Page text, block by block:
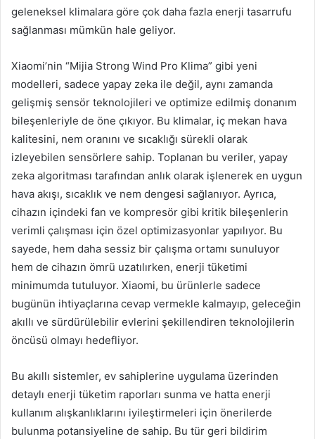
geleneksel klimalara göre çok daha fazla enerji tasarrufu
sağlanması mümkün hale geliyor.
Xiaomi’nin “Mijia Strong Wind Pro Klima” gibi yeni
modelleri, sadece yapay zeka ile değil, aynı zamanda
gelişmiş sensör teknolojileri ve optimize edilmiş donanım
bileşenleriyle de öne çıkıyor. Bu klimalar, iç mekan hava
kalitesini, nem oranını ve sıcaklığı sürekli olarak
izleyebilen sensörlere sahip. Toplanan bu veriler, yapay
zeka algoritması tarafından anlık olarak işlenerek en uygun
hava akışı, sıcaklık ve nem dengesi sağlanıyor. Ayrıca,
cihazın içindeki fan ve kompresör gibi kritik bileşenlerin
verimli çalışması için özel optimizasyonlar yapılıyor. Bu
sayede, hem daha sessiz bir çalışma ortamı sunuluyor
hem de cihazın ömrü uzatılırken, enerji tüketimi
minimumda tutuluyor. Xiaomi, bu ürünlerle sadece
bugünün ihtiyaçlarına cevap vermekle kalmayıp, geleceğin
akıllı ve sürdürülebilir evlerini şekillendiren teknolojilerin
öncüsü olmayı hedefliyor.
Bu akıllı sistemler, ev sahiplerine uygulama üzerinden
detaylı enerji tüketim raporları sunma ve hatta enerji
kullanım alışkanlıklarını iyileştirmeleri için önerilerde
bulunma potansiyeline de sahip. Bu tür geri bildirim